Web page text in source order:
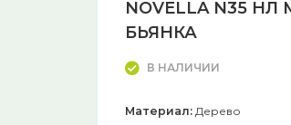
NOVELLA N35
БЬЯНКА
В НАЛИЧИИ
Материал: Дерево